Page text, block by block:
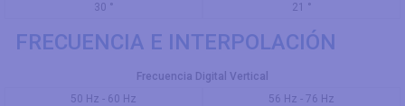
30 °
21 °
FRECUENCIA E INTERPOLACIÓN
Frecuencia Digital Vertical
50 Hz - 60 Hz
56 Hz - 76 Hz